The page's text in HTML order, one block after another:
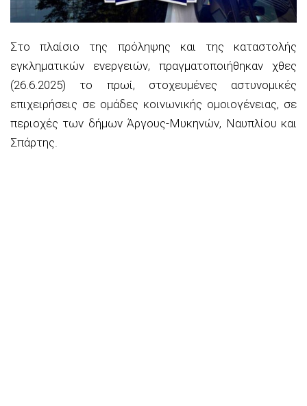
Στο πλαίσιο της πρόληψης και της καταστολής
εγκληματικών ενεργειών, πραγματοποιήθηκαν χθες
(26.6.2025) το πρωί, στοχευμένες αστυνομικές
επιχειρήσεις σε ομάδες κοινωνικής ομοιογένειας, σε
περιοχές των δήμων Άργους-Μυκηνών, Ναυπλίου και
Σπάρτης.